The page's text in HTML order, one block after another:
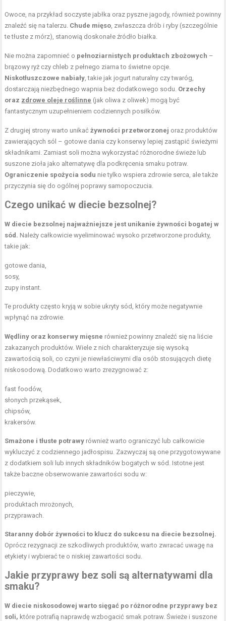
Owoce, na przykład soczyste jabłka oraz pyszne jagody, również powinny
znaleźć się na talerzu. Chude mięso, zwłaszcza drób i ryby (szczególnie
te tłuste z mórz), stanowią doskonałe źródło białka.
Nie można zapomnieć o pełnoziarnistych produktach zbożowych –
brązowy ryż czy chleb z pełnego ziarna to świetne opcje.
Niskotłuszczowe nabiały, takie jak jogurt naturalny czy twaróg,
dostarczają niezbędnego wapnia bez dodatkowego sodu. Orzechy
oraz zdrowe oleje roślinne (jak oliwa z oliwek) mogą być
fantastycznym uzupełnieniem codziennych posiłków.
Z drugiej strony warto unikaćżywności przetworzonej oraz produktów
zawierających sól – gotowe dania czy konserwy lepiej zastąpić świeżymi
składnikami. Zamiast soli można wykorzystać różnorodne świeże lub
suszone zioła jako alternatywę dla podkręcenia smaku potraw.
Ograniczenie spożycia sodu nie tylko wspiera zdrowie serca, ale także
przyczynia się do ogólnej poprawy samopoczucia.
Czego unikać w diecie bezsolnej?
W diecie bezsolnej najważniejsze jest unikanie żywności bogatej w
sód. Należy całkowicie wyeliminować wysoko przetworzone produkty,
takie jak:
gotowe dania,
sosy,
zupy instant.
Te produkty często kryją w sobie ukryty sód, który może negatywnie
wpłynąć na zdrowie.
Wędliny oraz konserwy mięsne również powinny znaleźć się na liście
zakazanych produktów. Wiele z nich charakteryzuje się wysoką
zawartością soli, co czyni je niewłaściwymi dla osób stosujących dietę
niskosodową. Dodatkowo warto zrezygnować z:
fast foodów,
słonych przekąsek,
chipsów,
krakersów.
Smażone i tłuste potrawy również warto ograniczyć lub całkowicie
wykluczyć z codziennego jadłospisu. Zazwyczaj są one przygotowywane
z dodatkiem soli lub innych składników bogatych w sód. Istotne jest
także baczne obserwowanie zawartości sodu w:
pieczywie,
produktach mrożonych,
przyprawach.
Staranny dobór żywności to klucz do sukcesu na diecie bezsolnej.
Oprócz rezygnacji ze szkodliwych produktów, warto zwracać uwagę na
etykiety i wybierać te o niskiej zawartości sodu.
Jakie przyprawy bez soli są alternatywami dla
smaku?
W diecie niskosodowej warto sięgać po różnorodne przyprawy bez
soli, które potrafią naprawdę wzbogacić smak potraw. Świeże i suszone